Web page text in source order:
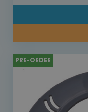
PRE-ORDER